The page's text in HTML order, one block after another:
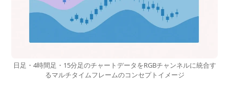
日足・4時間足・15分足のチャートデータをRGBチャンネルに統合す
るマルチタイムフレームのコンセプトイメージ